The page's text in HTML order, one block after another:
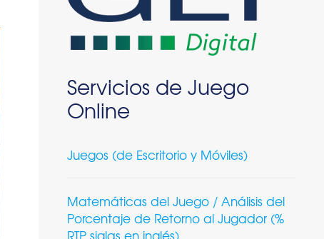
Servicios de Juego
Online
Juegos (de Escritorio y Móviles)
Matemáticas del Juego / Análisis del
Porcentaje de Retorno al Jugador (%
RTP siglas en inglés)